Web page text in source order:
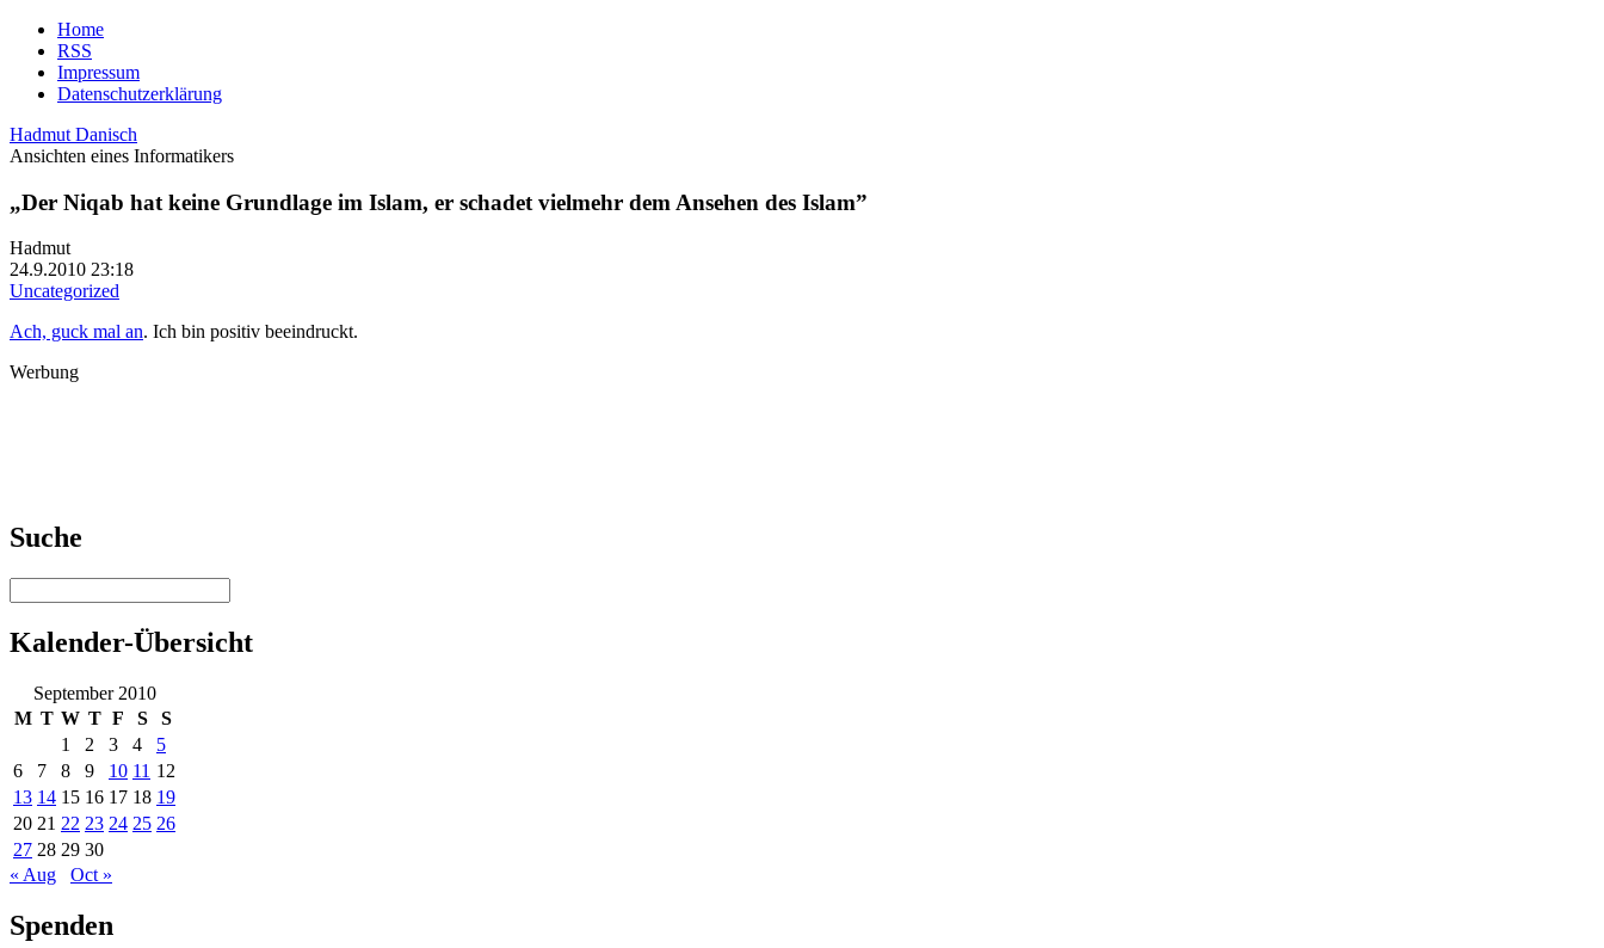
Home
RSS
Impressum
Datenschutzerklärung
Hadmut Danisch
Ansichten eines Informatikers
„Der Niqab hat keine Grundlage im Islam, er schadet vielmehr dem Ansehen des Islam”
Hadmut
24.9.2010 23:18
Uncategorized
Ach, guck mal an. Ich bin positiv beeindruckt.
Werbung
Suche
Kalender-Übersicht
September 2010
M T W T F S
S
1
2 3 4
5
6
7 8 9 10 11 12
13 14 15 16 17 18 19
20 21 22 23 24 25 26
27 28 29 30
« Aug
Oct »
Spenden